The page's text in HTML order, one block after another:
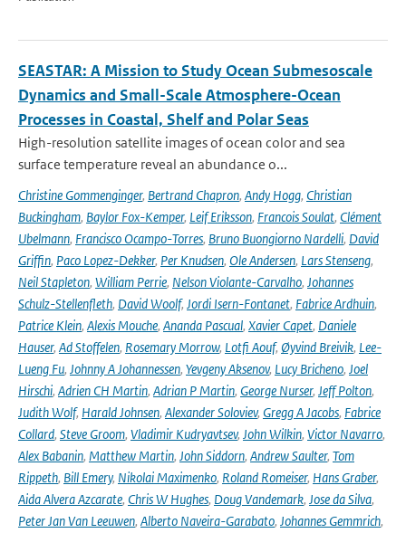
SEASTAR: A Mission to Study Ocean Submesoscale
Dynamics and Small-Scale Atmosphere-Ocean
Processes in Coastal, Shelf and Polar Seas
High-resolution satellite images of ocean color and sea
surface temperature reveal an abundance o...
Christine Gommenginger, Bertrand Chapron, Andy Hogg, Christian
Buckingham, Baylor Fox-Kemper, Leif Eriksson, Francois Soulat, Clément
Ubelmann, Francisco Ocampo-Torres, Bruno Buongiorno Nardelli, David
Griffin, Paco Lopez-Dekker, Per Knudsen, Ole Andersen, Lars Stenseng,
Neil Stapleton, William Perrie, Nelson Violante-Carvalho, Johannes
Schulz-Stellenfleth, David Woolf, Jordi Isern-Fontanet, Fabrice Ardhuin,
Patrice Klein, Alexis Mouche, Ananda Pascual, Xavier Capet, Daniele
Hauser, Ad Stoffelen, Rosemary Morrow, Lotfi Aouf, Øyvind Breivik, Lee-
Lueng Fu, Johnny A Johannessen, Yevgeny Aksenov, Lucy Bricheno, Joel
Hirschi, Adrien CH Martin, Adrian P Martin, George Nurser, Jeff Polton,
Judith Wolf, Harald Johnsen, Alexander Soloviev, Gregg A Jacobs, Fabrice
Collard, Steve Groom, Vladimir Kudryavtsev, John Wilkin, Victor Navarro,
Alex Babanin, Matthew Martin, John Siddorn, Andrew Saulter, Tom
Rippeth, Bill Emery, Nikolai Maximenko, Roland Romeiser, Hans Graber,
Aida Alvera Azcarate, Chris W Hughes, Doug Vandemark, Jose da Silva,
Peter Jan Van Leeuwen, Alberto Naveira-Garabato, Johannes Gemmrich,